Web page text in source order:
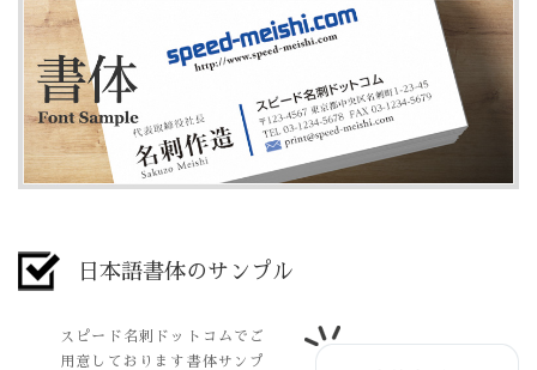
日本語書体のサンプル
スピード名刺ドットコムでご
用意しております書体サンプ